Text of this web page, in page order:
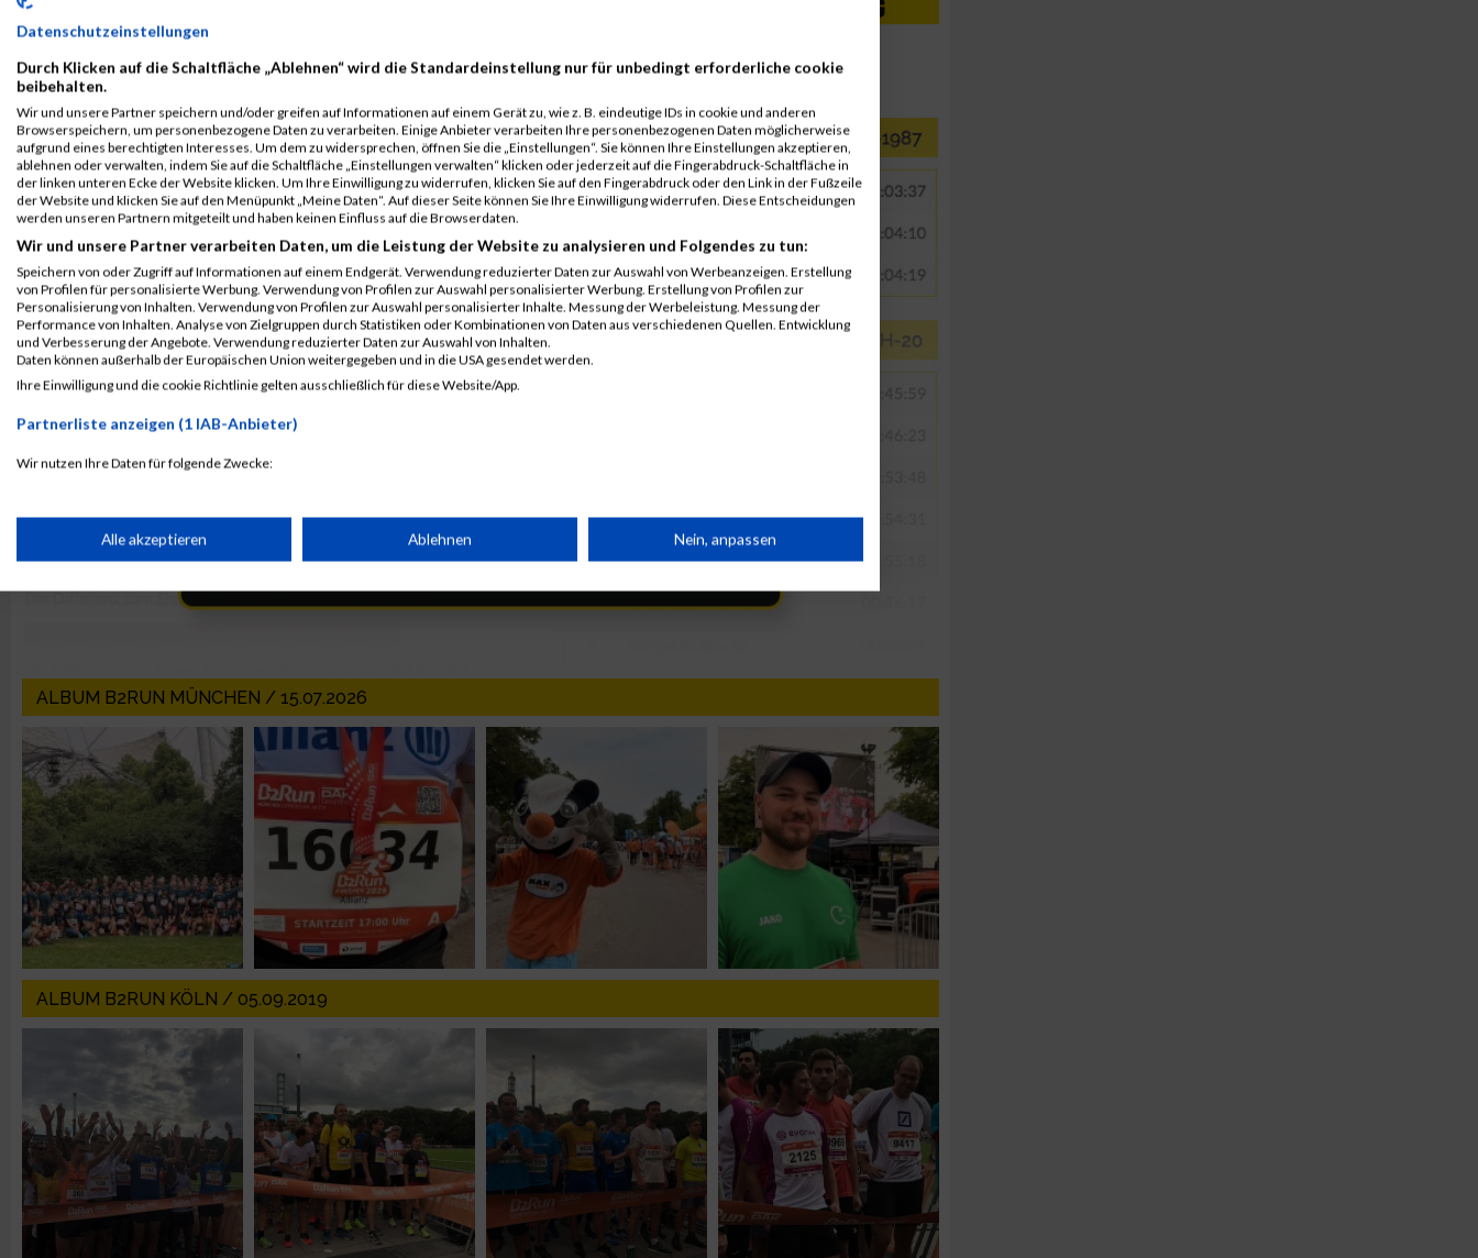
Dalvin Balbuena
ALBUM B2RUN MÜNCHEN / 15.07.2026
ALBUM B2RUN KÖLN / 05.09.2019
Datenschutzeinstellungen
Durch Klicken auf die Schaltfläche „Ablehnen“ wird die Standardeinstellung nur für unbedingt erforderliche cookie
beibehalten.
Wir und unsere Partner speichern und/oder greifen auf Informationen auf einem Gerät zu, wie z. B. eindeutige IDs in cookie und anderen
Browserspeichern, um personenbezogene Daten zu verarbeiten. Einige Anbieter verarbeiten Ihre personenbezogenen Daten möglicherweise
aufgrund eines berechtigten Interesses. Um dem zu widersprechen, öffnen Sie die „Einstellungen“. Sie können Ihre Einstellungen akzeptieren,
ablehnen oder verwalten, indem Sie auf die Schaltfläche „Einstellungen verwalten“ klicken oder jederzeit auf die Fingerabdruck-Schaltfläche in
der linken unteren Ecke der Website klicken. Um Ihre Einwilligung zu widerrufen, klicken Sie auf den Fingerabdruck oder den Link in der Fußzeile
der Website und klicken Sie auf den Menüpunkt „Meine Daten“. Auf dieser Seite können Sie Ihre Einwilligung widerrufen. Diese Entscheidungen
werden unseren Partnern mitgeteilt und haben keinen Einfluss auf die Browserdaten.
Wir und unsere Partner verarbeiten Daten, um die Leistung der Website zu analysieren und Folgendes zu tun:
Speichern von oder Zugriff auf Informationen auf einem Endgerät. Verwendung reduzierter Daten zur Auswahl von Werbeanzeigen. Erstellung
von Profilen für personalisierte Werbung. Verwendung von Profilen zur Auswahl personalisierter Werbung. Erstellung von Profilen zur
Personalisierung von Inhalten. Verwendung von Profilen zur Auswahl personalisierter Inhalte. Messung der Werbeleistung. Messung der
Performance von Inhalten. Analyse von Zielgruppen durch Statistiken oder Kombinationen von Daten aus verschiedenen Quellen. Entwicklung
und Verbesserung der Angebote. Verwendung reduzierter Daten zur Auswahl von Inhalten.
Daten können außerhalb der Europäischen Union weitergegeben und in die USA gesendet werden.
Ihre Einwilligung und die cookie Richtlinie gelten ausschließlich für diese Website/App.
Partnerliste anzeigen (1 IAB-Anbieter)
Wir nutzen Ihre Daten für folgende Zwecke:
Speichern von oder Zugriff auf Informationen auf einem Endgerät
Verwendung reduzierter Daten zur Auswahl von Werbeanzeigen
Verwendung von Profilen zur Auswahl personalisierter Werbung
Erstellung von Profilen zur Personalisierung von Inhalten
Verwendung von Profilen zur Auswahl personalisierter Inhalte
Messung der Werbeleistung
Messung der Performance von Inhalten
Analyse von Zielgruppen durch Statistiken oder Kombinationen von Daten aus
verschiedenen Quellen
Entwicklung und Verbesserung der Angebote
Verwendung reduzierter Daten zur Auswahl von Inhalten
Alle akzeptieren Ablehnen Nein, anpassen